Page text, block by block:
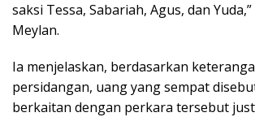
saksi Tessa, Sabariah, Agus, dan
Meylan.
Ia menjelaskan, berdasarkan
persidangan, uang yang sempat
berkaitan dengan perkara tersebut